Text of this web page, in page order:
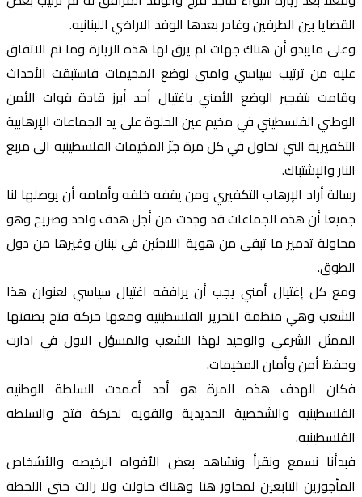
القضايا بين الطرفين وغادر بعدها الوفد الاراضي اللبنانيه.
وعلى مايبدو أن هناك جهات لم يرق لها هذه الزيارة وما تم الاتفاق
عليه من ترتيب سياسي وامني لوضع المخيمات فاستبقت الأحداث
وقامت بتفجير الوضع الأمني باغتيال أحد أبرز قادة قوات الأمن
الوطني الفلسطيني في مخيم عين الحلوة على يد الجماعات الإرهابية
التكفيرية التي تحاول في كل مرة جرّ المخيمات الفلسطينيه الى مربع
النار والإشتباك.
رسالة أراد الإرهاب التكفيري ومن يقفه خلفه وأمامه أن يوصلها لنا
جميعا أن هذه الجماعات قد وجدت من أجل هدف واحد وصريح وهو
محاولة تدمير ما تبقى من هوية اللاجئين في لبنان وغيرها من دول
الطوق.
ومع كل إغتيال أمني يجب أن يرافقه اغتيال سياسي لعنوان هذا
الشعب وهي منظمة التحرير الفلسطينيه ومعها حركة فتح بصفتها
الممثل الشرعي والوحيد لهذا الشعب والمسؤل الاول في ادارت
وحفظ أمن وأمان المخيمات.
فكان الهدف هذه المرة هو أحد أعمدت السلطة الوطنيه
الفلسطينيه والشخصية الحديدية والقويه لحركة فتح والسلطه
الفلسطينيه.
فبدأنا نسمع ونقرأ ونشاهد بعض الأفواه الرخيصه والأشخاص
المأجورين التابعين لمحاور هنا وهناك حاولت ولا زالت حتى اللحظة